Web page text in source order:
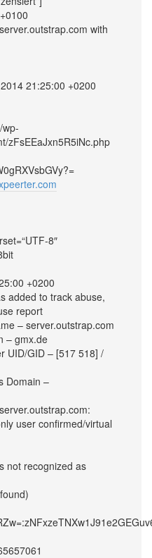
with
21:25:00 +0200
wp-
zFsEEaJxn5R5iNc.php
8″
+0200
added to track abuse,
report
– server.outstrap.com
– gmx.de
UID/GID – [517 518] /
Domain –
user confirmed/virtual
not recognized as